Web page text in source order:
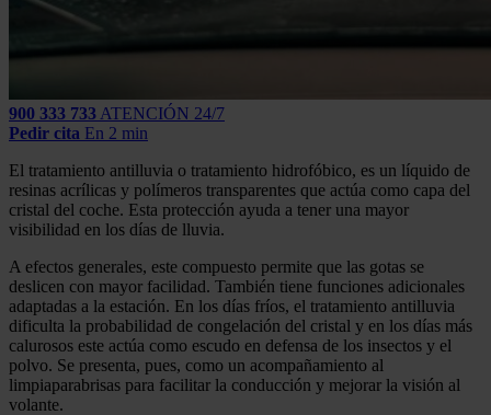
900 333 733 ATENCIÓN 24/7
Pedir cita En 2 min
El tratamiento antilluvia o tratamiento hidrofóbico, es un líquido de
resinas acrílicas y polímeros transparentes que actúa como capa del
cristal del coche. Esta protección ayuda a tener una mayor
visibilidad en los días de lluvia.
A efectos generales, este compuesto permite que las gotas se
deslicen con mayor facilidad. También tiene funciones adicionales
adaptadas a la estación. En los días fríos, el tratamiento antilluvia
dificulta la probabilidad de congelación del cristal y en los días más
calurosos este actúa como escudo en defensa de los insectos y el
polvo. Se presenta, pues, como un acompañamiento al
limpiaparabrisas para facilitar la conducción y mejorar la visión al
volante.